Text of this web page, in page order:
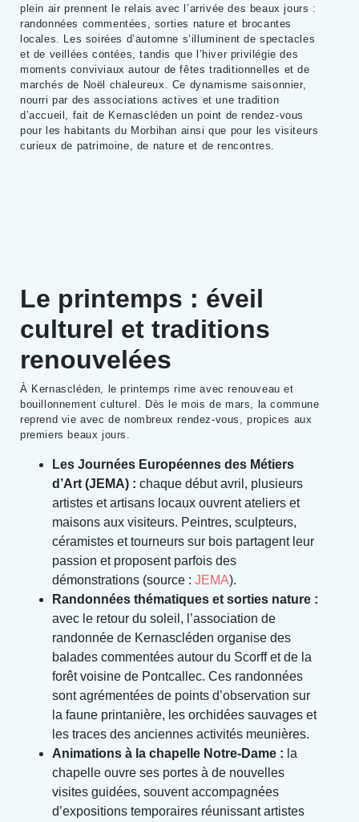
plein air prennent le relais avec l’arrivée des beaux jours :
randonnées commentées, sorties nature et brocantes
locales. Les soirées d’automne s’illuminent de spectacles
et de veillées contées, tandis que l’hiver privilégie des
moments conviviaux autour de fêtes traditionnelles et de
marchés de Noël chaleureux. Ce dynamisme saisonnier,
nourri par des associations actives et une tradition
d’accueil, fait de Kernascléden un point de rendez-vous
pour les habitants du Morbihan ainsi que pour les visiteurs
curieux de patrimoine, de nature et de rencontres.
Le printemps : éveil
culturel et traditions
renouvelées
À Kernascléden, le printemps rime avec renouveau et
bouillonnement culturel. Dès le mois de mars, la commune
reprend vie avec de nombreux rendez-vous, propices aux
premiers beaux jours.
Les Journées Européennes des Métiers
d’Art (JEMA) : chaque début avril, plusieurs
artistes et artisans locaux ouvrent ateliers et
maisons aux visiteurs. Peintres, sculpteurs,
céramistes et tourneurs sur bois partagent leur
passion et proposent parfois des
démonstrations (source : JEMA).
Randonnées thématiques et sorties nature :
avec le retour du soleil, l’association de
randonnée de Kernascléden organise des
balades commentées autour du Scorff et de la
forêt voisine de Pontcallec. Ces randonnées
sont agrémentées de points d’observation sur
la faune printanière, les orchidées sauvages et
les traces des anciennes activités meunières.
Animations à la chapelle Notre-Dame : la
chapelle ouvre ses portes à de nouvelles
visites guidées, souvent accompagnées
d’expositions temporaires réunissant artistes